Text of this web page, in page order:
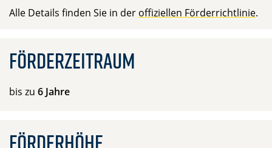
Alle Details finden Sie in der offiziellen Förderrichtlinie.
Förderzeitraum
bis zu 6 Jahre
Förderhöhe